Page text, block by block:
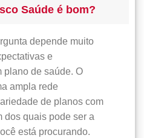
Saúde é bom?
depende muito
e
plano de saúde. O
ampla rede
de planos com
dos quais pode ser a
está procurando.